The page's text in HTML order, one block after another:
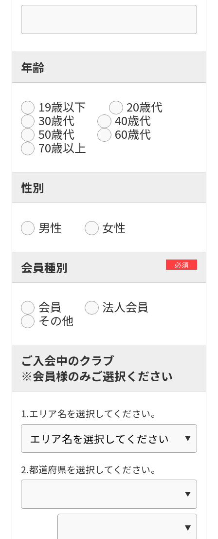
年齢
19歳以下
20歳代
30歳代
40歳代
50歳代
60歳代
70歳以上
性別
男性 女性
会員種別 必須
会員
法人会員
その他
ご入会中のクラブ
※会員様のみご選択ください
1.エリア名を選択してください。
2.都道府県を選択してください。
For
foreigners
Central
official
is
automatically
translated
into
English.
Click
the
link
below
(start
translation)